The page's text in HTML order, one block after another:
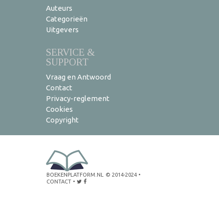
Auteurs
Categorieën
Uitgevers
SERVICE &
SUPPORT
Vraag en Antwoord
Contact
Privacy-reglement
Cookies
Copyright
BOEKENPLATFORM.NL © 2014-2024 •
CONTACT •